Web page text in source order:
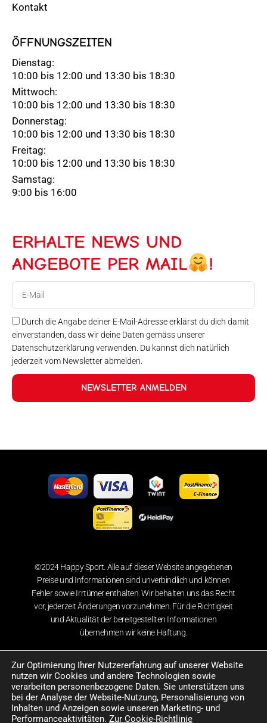
Kontakt
ÖFFNUNGSZEITEN
Dienstag:
10:00 bis 12:00 und 13:30 bis 18:30
Mittwoch:
10:00 bis 12:00 und 13:30 bis 18:30
Donnerstag:
10:00 bis 12:00 und 13:30 bis 18:30
Freitag:
10:00 bis 12:00 und 13:30 bis 18:30
Samstag:
9:00 bis 16:00
ERHALTE NEWS UND
ANGEBOTE PER MAIL
!
Durch die Angabe deiner E-Mail-Adresse erklärst du dich damit
einverstanden, dass wir deine Daten gemäss unserer
Datenschutzerklärung verwenden. Du kannst dich natürlich
jederzeit vom Newsletter abmelden.
NEWSLETTER ANMELDEN
©2024 Happy Sport. Alle auf dieser Website angegebenen
Preise und Informationen sind unverbindlich und können
Fehler sowie Irrtümer enthalten. Wir behalten uns das Recht
vor, jederzeit Änderungen vorzunehmen. Für die Richtigkeit
und Aktualität der bereitgestellten Informationen
übernehmen wir keine Haftung.
Zur Optimierung Ihrer Nutzererfahrung auf unserer Website
nutzen wir Cookies und andere Technologien sowie
verarbeiten personenbezogene Daten. Sie unterstützen uns
bei der Analyse der Website-Nutzung, Personalisierung von
Inhalten und Anzeigen sowie unseren Marketing- und
Performanceaktivitäten. Zur Cookie-Richtlinie